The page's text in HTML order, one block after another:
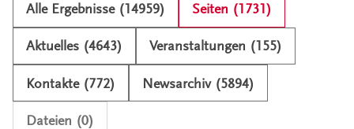
Alle Ergebnisse (14959) Seiten (1731)
Aktuelles (4643) Veranstaltungen (155)
Kontakte (772) Newsarchiv (5894)
Dateien (0)